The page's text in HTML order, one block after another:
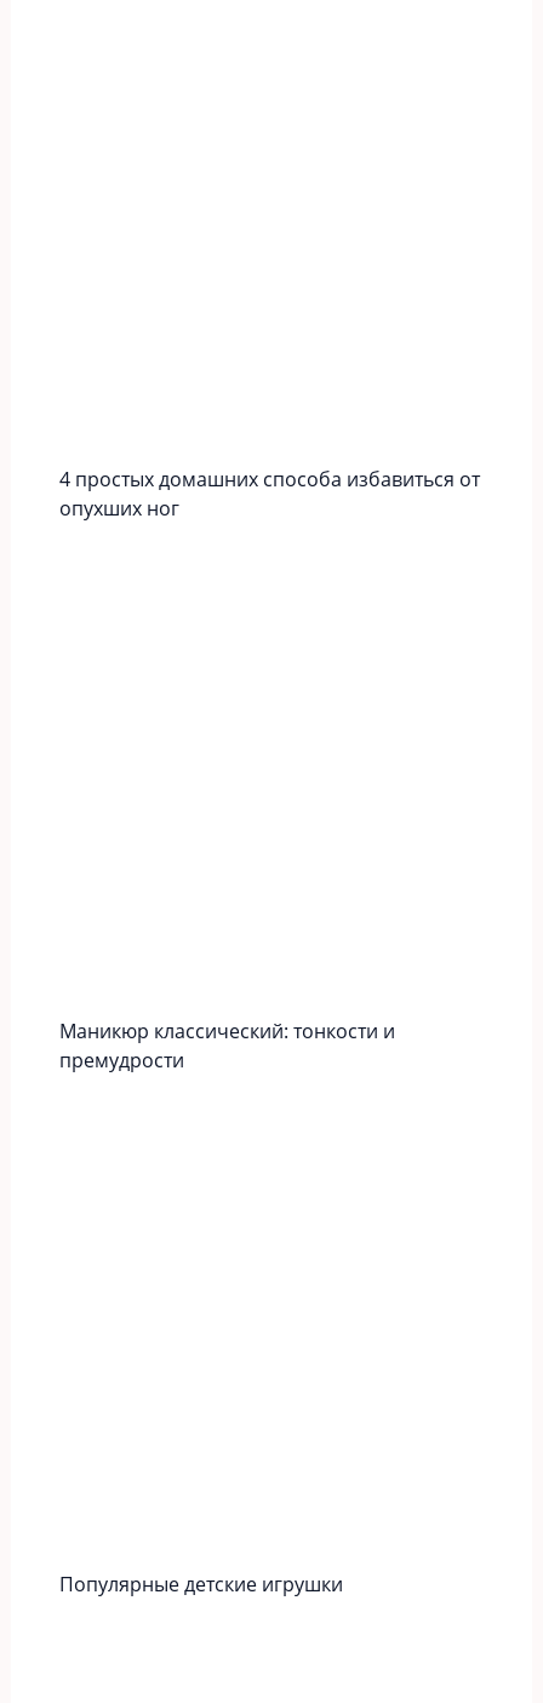
4 простых домашних способа избавиться от
опухших ног
Маникюр классический: тонкости и
премудрости
Популярные детские игрушки